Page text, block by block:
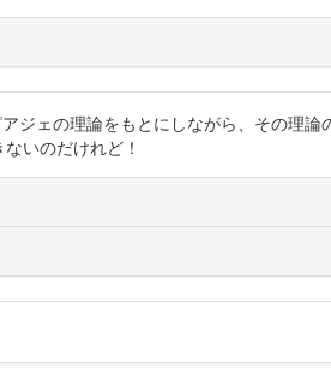
ジェの理論をもとにしながら、その理
いのだけれど！